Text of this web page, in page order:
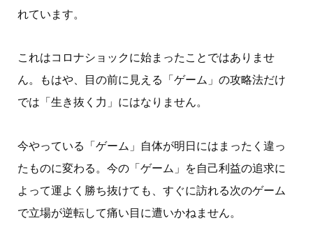
れています。
これはコロナショックに始まったことではありませ
ん。もはや、目の前に見える「ゲーム」の攻略法だけ
では「生き抜く力」にはなりません。
今やっている「ゲーム」自体が明日にはまったく違っ
たものに変わる。今の「ゲーム」を自己利益の追求に
よって運よく勝ち抜けても、すぐに訪れる次のゲーム
で立場が逆転して痛い目に遭いかねません。